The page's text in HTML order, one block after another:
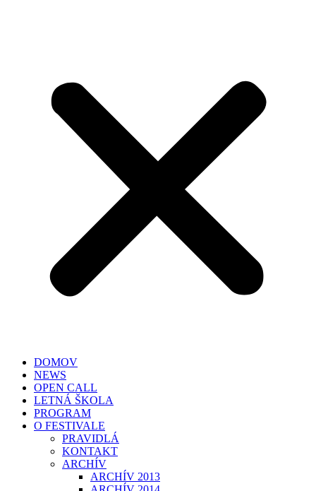
DOMOV
NEWS
OPEN CALL
LETNÁ ŠKOLA
PROGRAM
O FESTIVALE
PRAVIDLÁ
KONTAKT
ARCHÍV
ARCHÍV 2013